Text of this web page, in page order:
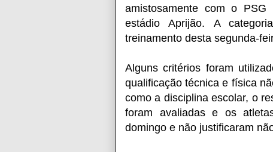
amistosamente com o
estádio Aprijão. A
treinamento desta segunda-
Alguns critérios foram
qualificação técnica e física
como a disciplina escolar, o
foram avaliadas e os
domingo e não justificaram